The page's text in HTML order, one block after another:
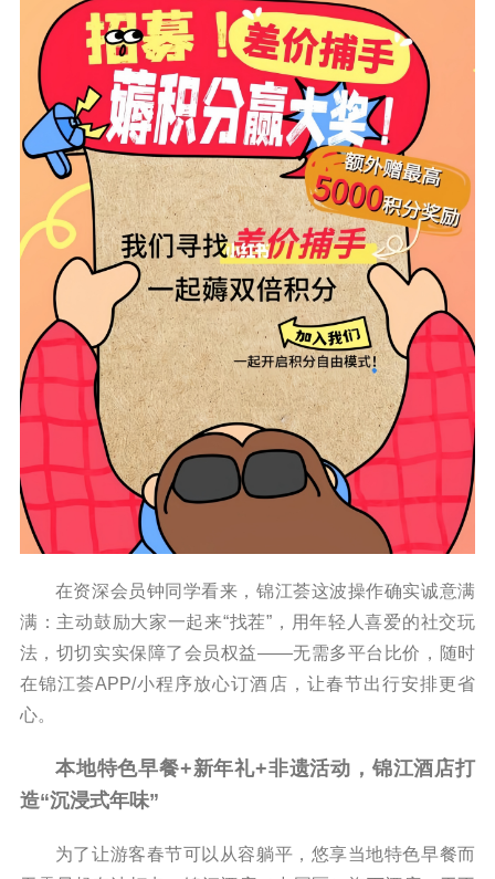
在资深会员钟同学看来，锦江荟这波操作确实诚意满
满：主动鼓励大家一起来“找茬”，用年轻人喜爱的社交玩
法，切切实实保障了会员权益——无需多平台比价，随时
在锦江荟APP/小程序放心订酒店，让春节出行安排更省
心。
本地特色早餐+新年礼+非遗活动，锦江酒店打
造“沉浸式年味”
为了让游客春节可以从容躺平，悠享当地特色早餐而